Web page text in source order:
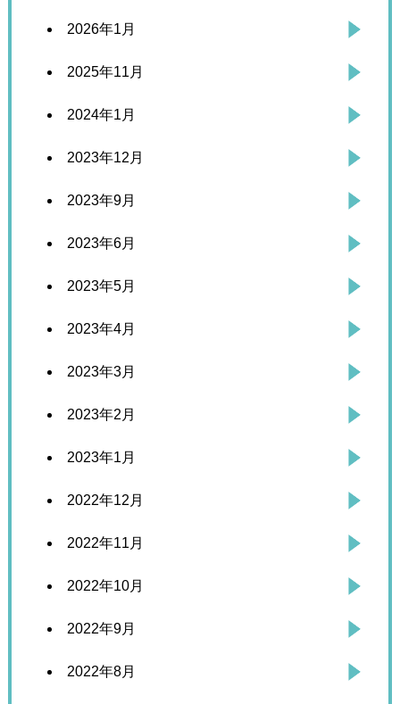
2026年1月
2025年11月
2024年1月
2023年12月
2023年9月
2023年6月
2023年5月
2023年4月
2023年3月
2023年2月
2023年1月
2022年12月
2022年11月
2022年10月
2022年9月
2022年8月